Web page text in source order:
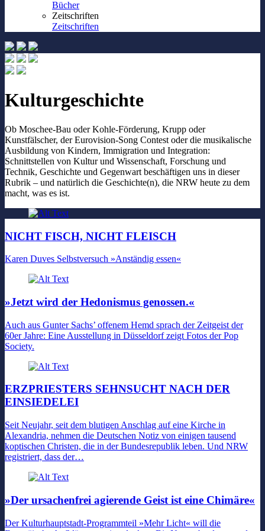
Bücher
Zeitschriften
Zeitschriften
Kulturgeschichte
Ob Moschee-Bau oder Kohle-Förderung, Krupp oder
Kunstfälscher, der Eurovision-Song Contest oder die musikalische
Ausbildung von Kindern, Immigration und Integration:
Schnittstellen von Kultur und Wissenschaft, Forschung und
Technik, Geschichte und Gegenwart beschäftigen uns in dieser
Rubrik – und natürlich die Geschichte(n), die NRW heute zu dem
macht, was es ist.
NICHT FISCH, NICHT FLEISCH
Karen Duves Selbstversuch »Anständig essen«
»Jetzt wird der Hedonismus genossen.«
Auch aus Gunter Sachs’ offenem Hemd sprach der Zeitgeist der
60er Jahre: Eine Ausstellung in Düsseldorf zeigt Fotos der Pop
Society.
ERZPRIESTERS SEHNSUCHT NACH DER
EINSIEDELEI
Seit Neujahr, seit dem blutigen Anschlag auf eine Kirche in
Alexandria, nehmen die Deutschen Notiz von einigen tausend
koptischen Christen, die in der Bundesrepublik leben. Und NRW
registriert, dass der…
»Der ursachenfrei agierende Geist ist eine Chimäre«
Der Kulturhauptstadt-Programmteil »Mehr Licht« will die